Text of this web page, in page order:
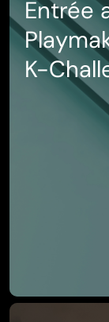
Entrée
K-